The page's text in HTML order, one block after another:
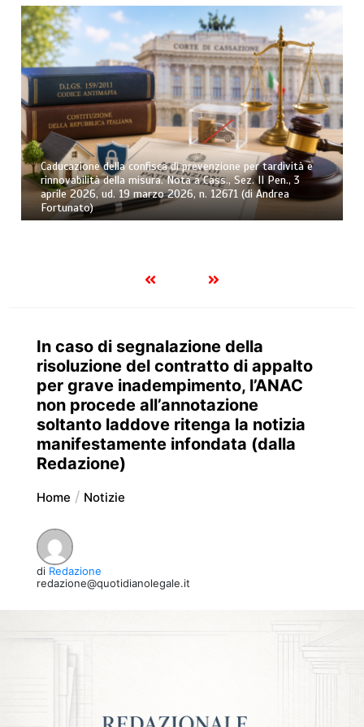
Caducazione della confisca di prevenzione per tardività e
rinnovabilità della misura. Nota a Cass., Sez. II Pen., 3
aprile 2026, ud. 19 marzo 2026, n. 12671 (di Andrea
Fortunato)
In caso di segnalazione della
risoluzione del contratto di appalto
per grave inadempimento, l’ANAC
non procede all’annotazione
soltanto laddove ritenga la notizia
manifestamente infondata (dalla
Redazione)
Home Notizie
di Redazione
redazione@quotidianolegale.it